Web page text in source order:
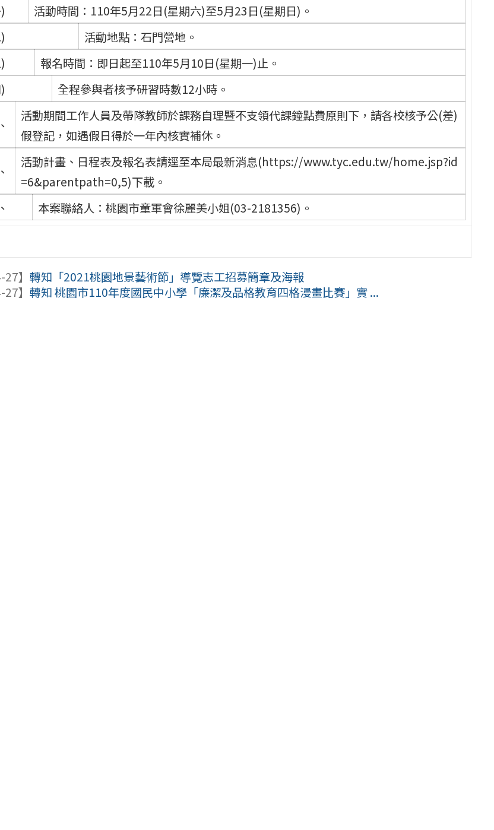
活動時間：110年5月22日(星期六)至5月23日(星期日)。
活動地點：石門營地。
報名時間：即日起至110年5月10日(星期一)止。
全程參與者核予研習時數12小時。
活動期間工作人員及帶隊教師於課務自理暨不支領代課鐘點費原則下，請各校核予公(差)
假登記，如遇假日得於一年內核實補休。
活動計畫、日程表及報名表請逕至本局最新消息(https://www.tyc.edu.tw/home.jsp?id
=6&parentpath=0,5)下載。
本案聯絡人：桃園市童軍會徐麗美小姐(03-2181356)。
27】轉知「2021桃園地景藝術節」導覽志工招募簡章及海報
27】轉知 桃園市110年度國民中小學「廉潔及品格教育四格漫畫比賽」實 ...